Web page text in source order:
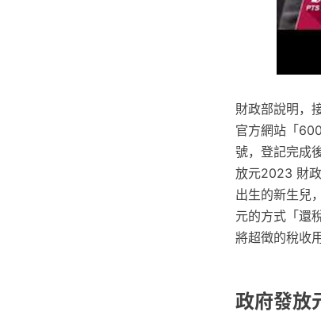
財政部說明，
官方網站「
號，登記完成
放元2023 財
出生的新生兒
元的方式「還
將超徵的稅收
政府發放